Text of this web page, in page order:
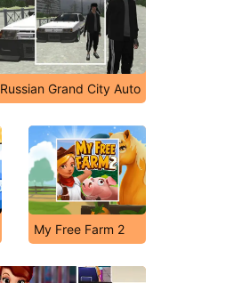
Russian Grand City Auto
My Free Farm 2